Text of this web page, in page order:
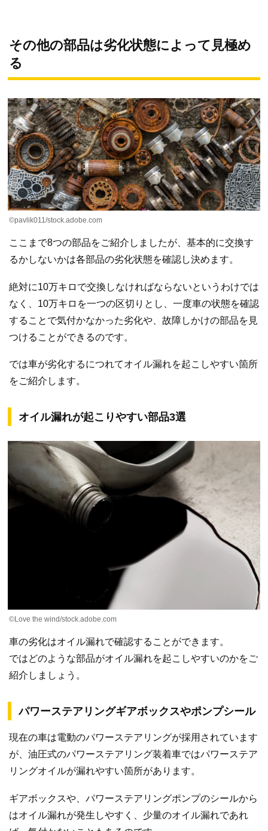
その他の部品は劣化状態によって見極め
る
©pavlik011/stock.adobe.com
ここまで8つの部品をご紹介しましたが、基本的に交換す
るかしないかは各部品の劣化状態を確認し決めます。
絶対に10万キロで交換しなければならないというわけでは
なく、10万キロを一つの区切りとし、一度車の状態を確認
することで気付かなかった劣化や、故障しかけの部品を見
つけることができるのです。
では車が劣化するにつれてオイル漏れを起こしやすい箇所
をご紹介します。
オイル漏れが起こりやすい部品3選
©Love the wind/stock.adobe.com
車の劣化はオイル漏れで確認することができます。
ではどのような部品がオイル漏れを起こしやすいのかをご
紹介しましょう。
パワーステアリングギアボックスやポンプシール
現在の車は電動のパワーステアリングが採用されています
が、油圧式のパワーステアリング装着車ではパワーステア
リングオイルが漏れやすい箇所があります。
ギアボックスや、パワーステアリングポンプのシールから
はオイル漏れが発生しやすく、少量のオイル漏れであれ